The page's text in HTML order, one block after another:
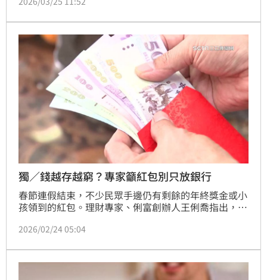
助有限。她指出，目前購屋族面臨最大的困境並非僅是
力激增。以台北市總價3000萬元的房屋為例，即便成
數微調，購屋者仍需多準備2成、約600萬元的現金，
門檻依然極高。(陳韋帆)
獨／錢越存越窮？專家籲紅包別只放銀行
春節連假結束，不少民眾手邊仍有剩餘的年終獎金或小
孩領到的紅包。理財專家、俐富創辦人王俐喬指出，小
頭領微薄利息，不如透過定期定額存股、ETF或長年期
行往來時，這些資產淨值也能成為貸款加分項。（陳韋
帆）
2026/02/24 05:04